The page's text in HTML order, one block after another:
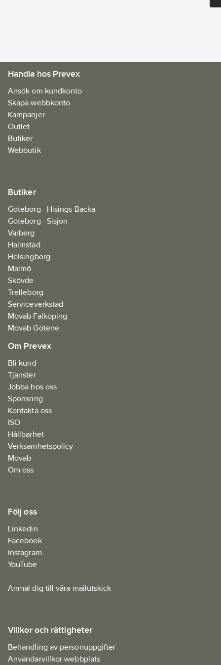
Handla hos Prevex
Ansök om kundkonto
Skapa webbkonto
Kampanjer
Outlet
Butiker
Webbutik
Butiker
Göteborg - Hisings Backa
Göteborg - Sisjön
Varberg
Halmstad
Helsingborg
Malmö
Skövde
Trelleborg
Serviceverkstad
Movab Falköping
Movab Götene
Om Prevex
Bli kund
Tjänster
Jobba hos oss
Sponsring
Kontakta oss
ISO
Hållbarhet
Verksamhetspolicy
Movab
Om oss
Följ oss
Linkedin
Facebook
Instagram
YouTube
Anmäl dig till våra mailutskick
Villkor och rättigheter
Behandling av personuppgifter
Användarvillkor webbplats